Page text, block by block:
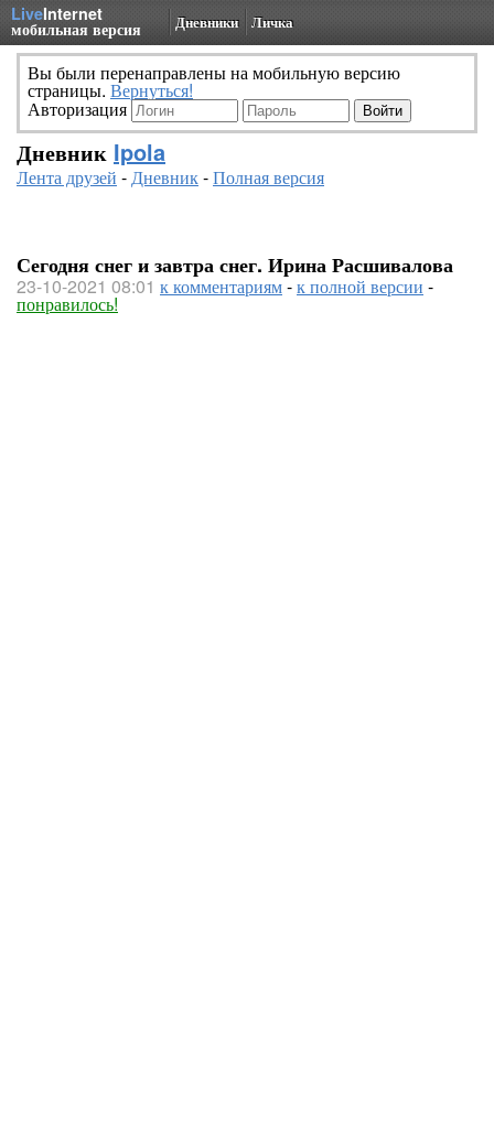
LiveInternet
мобильная версия Дневники Личка
Вы были перенаправлены на мобильную версию
страницы. Вернуться!
Авторизация
Дневник Ipola
Лента друзей -Дневник-Полная версия
Сегодня снег и завтра снег. Ирина Расшивалова
23-10-2021 08:01 к комментариям-к полной версии -
понравилось!